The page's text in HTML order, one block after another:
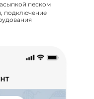
песком
подключение